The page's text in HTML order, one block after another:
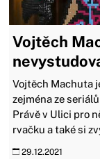
Vojtěch
Vojtěch Machuta
zejména ze
Právě v Ulici pro
rvačku a také si
29.12.2021